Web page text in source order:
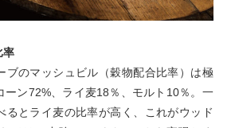
率
ブのマッシュビル（穀物配合比率）は極
ーン72%、ライ麦18％、モルト10％。一
るとライ麦の比率が高く、これがウッド